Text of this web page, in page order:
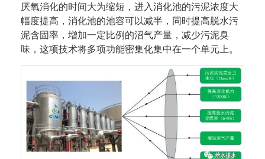
厌氧消化的时间大为缩短，进入消化池的污泥浓度大
幅度提高，消化池的池容可以减半，同时提高脱水污
泥含固率，增加一定比例的沼气产量，减少污泥臭
味，这项技术将多项功能密集化集中在一个单元上。